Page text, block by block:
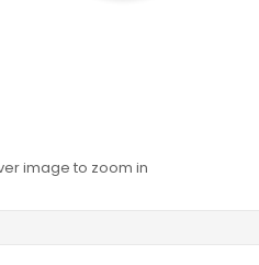
image to zoom in